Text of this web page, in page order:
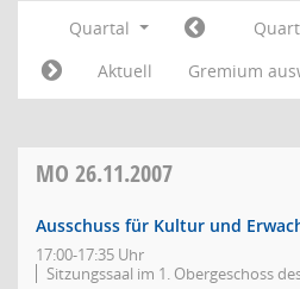
Quartal
Aktuell
Gremium
MO 26.11.2007
Ausschuss für Kultur und
17:00-17:35 Uhr
Sitzungssaal im 1. Obergeschoss